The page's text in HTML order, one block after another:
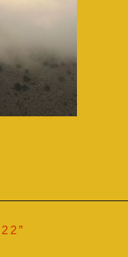
22”